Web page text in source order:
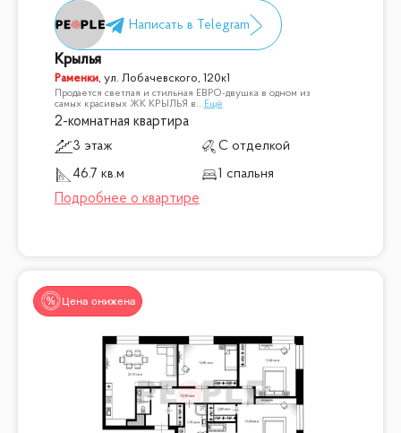
Крылья
Раменки, ул. Лобачевского, 120к1
Продается светлая и стильная ЕВРО-двушка в одном из
самых красивых ЖК КРЫЛЬЯ в... Ещё
2-комнатная квартира
3 этаж
С отделкой
46.7 кв.м
1 спальня
Цена снижена